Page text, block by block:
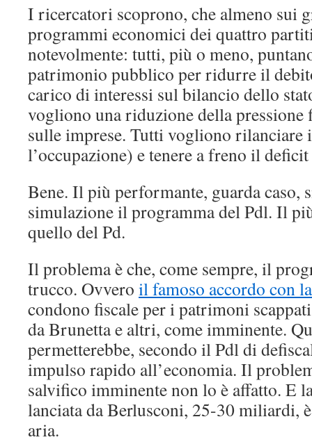
I ricercatori scoprono, che almeno sui
programmi economici dei quattro
notevolmente: tutti, più o meno,
patrimonio pubblico per ridurre il
carico di interessi sul bilancio dello
vogliono una riduzione della pressione
sulle imprese. Tutti vogliono rilanciare
l’occupazione) e tenere a freno il
Bene. Il più performante, guarda caso,
simulazione il programma del Pdl. Il
quello del Pd.
Il problema è che, come sempre, il
trucco. Ovvero il famoso accordo con
condono fiscale per i patrimoni
da Brunetta e altri, come imminente.
permetterebbe, secondo il Pdl di
impulso rapido all’economia. Il
salvifico imminente non lo è affatto. E
lanciata da Berlusconi, 25-30 miliardi,
aria.